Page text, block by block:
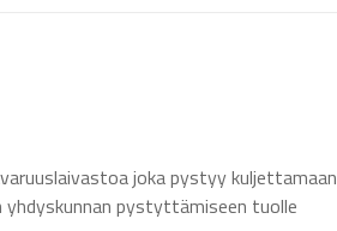
joka pystyy kuljettamaan
pystyttämiseen tuolle